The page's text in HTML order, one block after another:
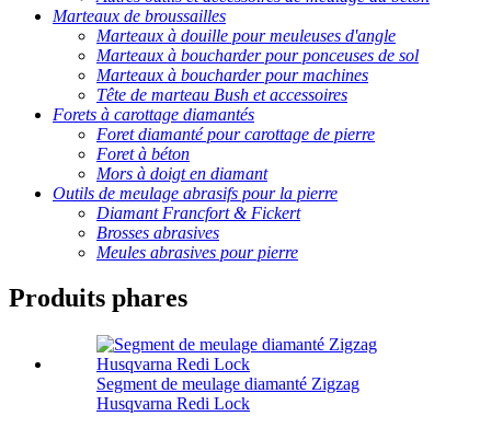
Marteaux de broussailles
Marteaux à douille pour meuleuses d'angle
Marteaux à boucharder pour ponceuses de sol
Marteaux à boucharder pour machines
Tête de marteau Bush et accessoires
Forets à carottage diamantés
Foret diamanté pour carottage de pierre
Foret à béton
Mors à doigt en diamant
Outils de meulage abrasifs pour la pierre
Diamant Francfort & Fickert
Brosses abrasives
Meules abrasives pour pierre
Produits phares
Segment de meulage diamanté Zigzag
Husqvarna Redi Lock